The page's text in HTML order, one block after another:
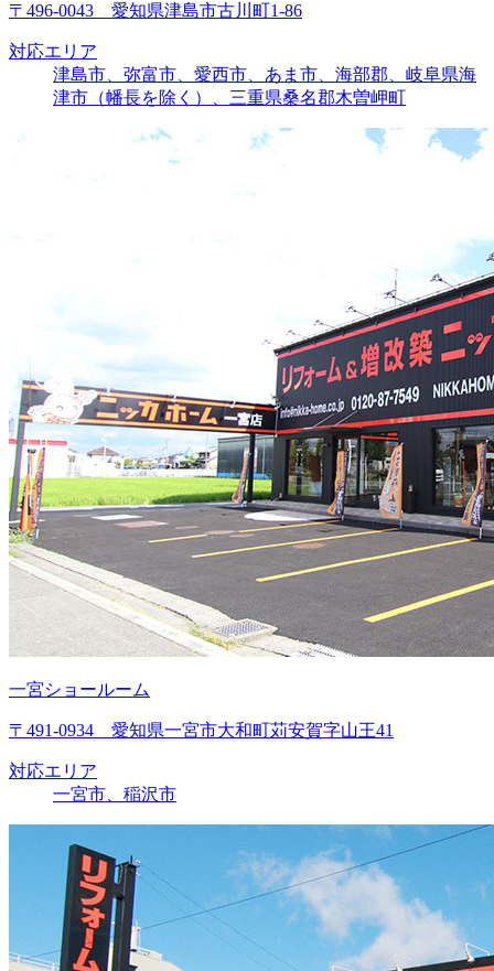
〒496-0043 愛知県津島市古川町1-86
対応エリア
津島市、弥富市、愛西市、あま市、海部郡、岐阜県海
津市（幡長を除く）、三重県桑名郡木曽岬町
一宮ショールーム
〒491-0934 愛知県一宮市大和町苅安賀字山王41
対応エリア
一宮市、稲沢市